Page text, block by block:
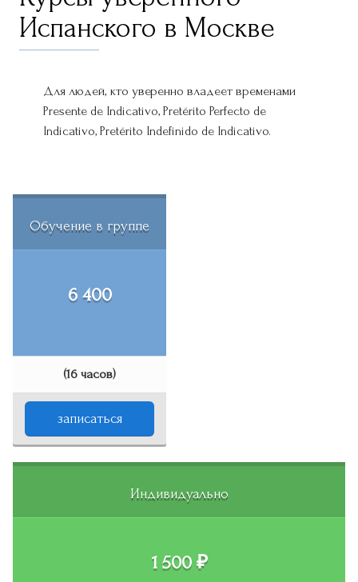
Испанского в Москве
Для людей, кто уверенно владеет временами
Presente de Indicativo, Pretérito Perfecto de
Indicativo, Pretérito Indefinido de Indicativo.
Обучение в группе
6 400
(16 часов)
записаться
Индивидуально
1 500 ₽